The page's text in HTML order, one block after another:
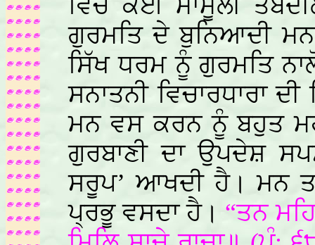
ਵਿਚ ਕੋਈ ਮਾਮੂਲੀ
ਗੁਰਮਤਿ ਦੇ ਬੁਨਿਆਦੀ
ਸਿੱਖ ਧਰਮ ਨੂੰ ਗੁਰਮਤਿ
ਸਨਾਤਨੀ ਵਿਚਾਰਧਾਰਾ
ਮਨ ਵਸ ਕਰਨ ਨੂੰ ਬਹੁਤ
ਗੁਰਬਾਣੀ ਦਾ ਉਪਦੇਸ਼
ਸਰੂਪ’ ਆਖਦੀ ਹੈ। ਮਨ
ਪ੍ਰਭੂ ਵਸਦਾ ਹੈ। “ਤਨ